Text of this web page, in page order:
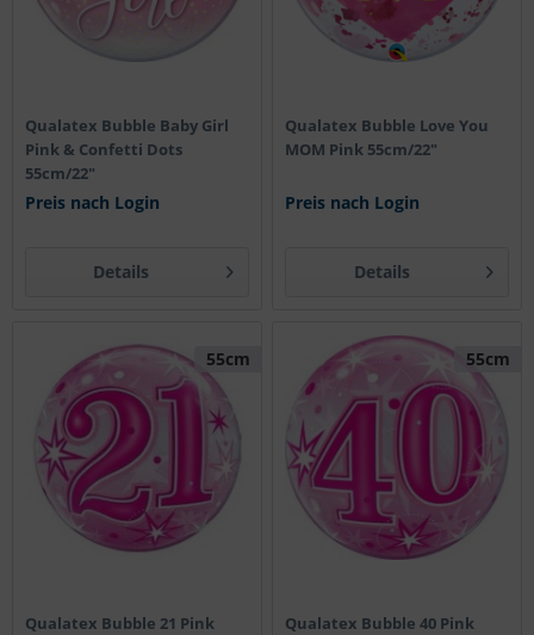
Qualatex Bubble Baby Girl
Pink & Confetti Dots
55cm/22"
Preis nach Login
Details
Qualatex Bubble Love You
MOM Pink 55cm/22"
Preis nach Login
Details
55cm
Qualatex Bubble 21 Pink
55cm
Qualatex Bubble 40 Pink